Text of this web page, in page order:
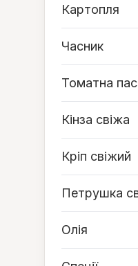
Картопля
Часник
Томатна
Кінза свіжа
Кріп свіжий
Петрушка
Олія